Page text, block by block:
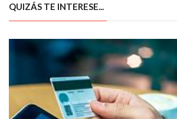
QUIZÁS TE INTERESE...